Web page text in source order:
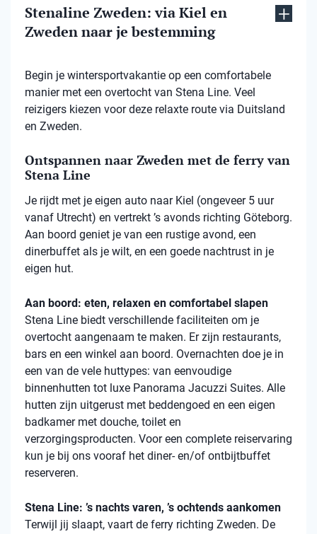
Stenaline Zweden: via Kiel en
Zweden naar je bestemming
Begin je wintersportvakantie op een comfortabele
manier met een overtocht van Stena Line. Veel
reizigers kiezen voor deze relaxte route via Duitsland
en Zweden.
Ontspannen naar Zweden met de ferry van
Stena Line
Je rijdt met je eigen auto naar Kiel (ongeveer 5 uur
vanaf Utrecht) en vertrekt ’s avonds richting Göteborg.
Aan boord geniet je van een rustige avond, een
dinerbuffet als je wilt, en een goede nachtrust in je
eigen hut.
Aan boord: eten, relaxen en comfortabel slapen
Stena Line biedt verschillende faciliteiten om je
overtocht aangenaam te maken. Er zijn restaurants,
bars en een winkel aan boord. Overnachten doe je in
een van de vele huttypes: van eenvoudige
binnenhutten tot luxe Panorama Jacuzzi Suites. Alle
hutten zijn uitgerust met beddengoed en een eigen
badkamer met douche, toilet en
verzorgingsproducten. Voor een complete reiservaring
kun je bij ons vooraf het diner- en/of ontbijtbuffet
reserveren.
Stena Line: ’s nachts varen, ’s ochtends aankomen
Terwijl jij slaapt, vaart de ferry richting Zweden. De